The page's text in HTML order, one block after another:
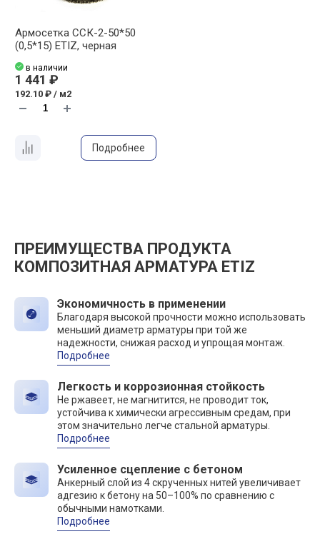
Армосетка ССК-2-50*50
(0,5*15) ETIZ, черная
в наличии
1 441 ₽
192.10 ₽ / м2
Подробнее
ПРЕИМУЩЕСТВА ПРОДУКТА
КОМПОЗИТНАЯ АРМАТУРА ETIZ
Экономичность в применении
Благодаря высокой прочности можно использовать
меньший диаметр арматуры при той же
надежности, снижая расход и упрощая монтаж.
Подробнее
Легкость и коррозионная стойкость
Не ржавеет, не магнитится, не проводит ток,
устойчива к химически агрессивным средам, при
этом значительно легче стальной арматуры.
Подробнее
Усиленное сцепление с бетоном
Анкерный слой из 4 скрученных нитей увеличивает
адгезию к бетону на 50–100% по сравнению с
обычными намотками.
Подробнее